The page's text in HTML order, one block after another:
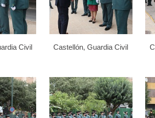
Civil Castellón, Guardia Civil